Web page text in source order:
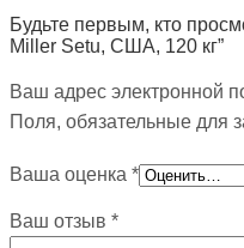
Будьте первым, кто
Miller Setu, США, 120 кг”
Ваш адрес электронной
Поля, обязательные для
Ваша оценка *
Ваш отзыв *